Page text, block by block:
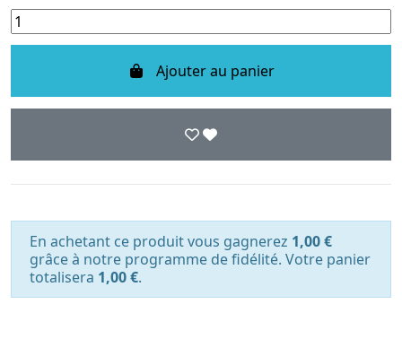
Ajouter au panier
En achetant ce produit vous gagnerez 1,00 €
grâce à notre programme de fidélité. Votre panier
totalisera 1,00 €.